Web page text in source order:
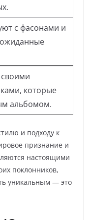
с фасонами и
своими
которые
альбомом.
и подходу к
признание и
настоящими
поклонников,
уникальным — это